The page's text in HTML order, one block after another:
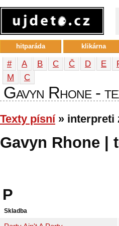
# A B C Č D E
М
С
Gavyn Rhone -
Texty písní» interpreti
Gavyn Rhone |
P
Skladba
hitparáda klikárna